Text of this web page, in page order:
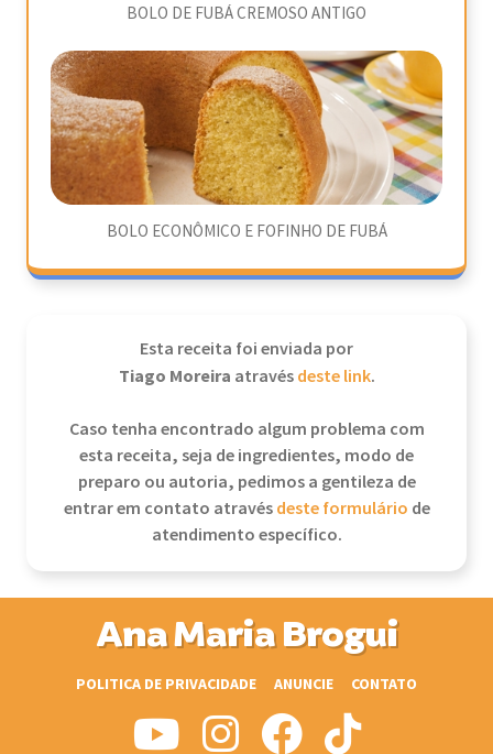
BOLO DE FUBÁ CREMOSO ANTIGO
BOLO ECONÔMICO E FOFINHO DE FUBÁ
Esta receita foi enviada por
Tiago Moreira atravésdeste link.
Caso tenha encontrado algum problema com
esta receita, seja de ingredientes, modo de
preparo ou autoria, pedimos a gentileza de
entrar em contato atravésdeste formulário de
atendimento específico.
Ana Maria Brogui
POLITICA DE PRIVACIDADE ANUNCIE CONTATO